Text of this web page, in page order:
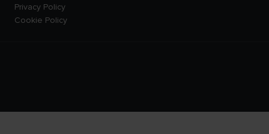
Privacy Policy
Cookie Policy